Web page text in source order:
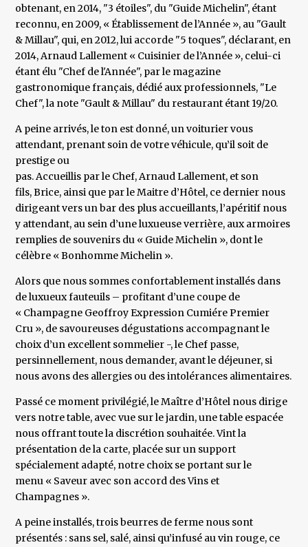
obtenant, en 2014, "3 étoiles", du "Guide Michelin", étant
reconnu, en 2009, « Établissement de l’Année », au "Gault
& Millau", qui, en 2012, lui accorde "5 toques", déclarant, en
2014, Arnaud Lallement « Cuisinier de l’Année », celui-ci
étant élu "Chef de l'Année", par le magazine
gastronomique français, dédié aux professionnels, "Le
Chef", la note "Gault & Millau" du restaurant étant 19/20.
A peine arrivés, le ton est donné, un voiturier vous
attendant, prenant soin de votre véhicule, qu’il soit de
prestige ou
pas. Accueillis par le Chef, Arnaud Lallement, et son
fils, Brice, ainsi que par le Maitre d’Hôtel, ce dernier nous
dirigeant vers un bar des plus accueillants, l’apéritif nous
y attendant, au sein d’une luxueuse verrière, aux armoires
remplies de souvenirs du « Guide Michelin », dont le
célèbre « Bonhomme Michelin ».
Alors que nous sommes confortablement installés dans
de luxueux fauteuils – profitant d’une coupe de
« Champagne Geoffroy Expression Cumiére Premier
Cru », de savoureuses dégustations accompagnant le
choix d’un excellent sommelier -, le Chef passe,
persinnellement, nous demander, avant le déjeuner, si
nous avons des allergies ou des intolérances alimentaires.
Passé ce moment privilégié, le Maître d’Hôtel nous dirige
vers notre table, avec vue sur le jardin, une table espacée
nous offrant toute la discrétion souhaitée. Vint la
présentation de la carte, placée sur un support
spécialement adapté, notre choix se portant sur le
menu « Saveur avec son accord des Vins et
Champagnes ».
A peine installés, trois beurres de ferme nous sont
présentés : sans sel, salé, ainsi qu’infusé au vin rouge, ce